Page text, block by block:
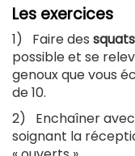
Les exercices
1) Faire des squats
possible et se
genoux que vous
de 10.
2) Enchaîner avec
soignant la